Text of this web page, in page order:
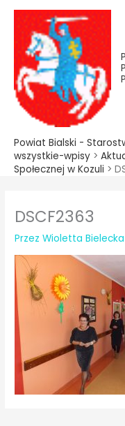
treści
Przejdź
treści
Powiat Bialski -
wszystkie-wpisy >
Społecznej w Kozuli >
DSCF2363
PrzezWioletta Bielecka